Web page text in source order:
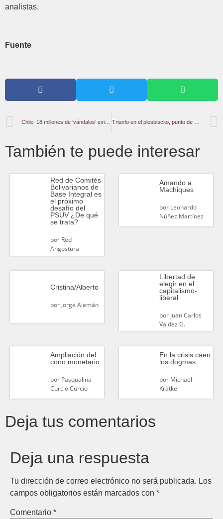
analistas.
Fuente
También te puede interesar
Red de Comités
Bolivarianos de
Base Integral es
el próximo
desafío del
PSUV ¿De qué
se trata?
porRed
Angostura
Amando a
Machiques
porLeonardo
Núñez Martínez
Cristina/Alberto
porJorge Alemán
Libertad de
elegir en el
capitalismo-
liberal
porJuan Carlos
Valdez G.
Ampliación del
cono monetario
porPasqualina
Curcio Curcio
En la crisis caen
los dogmas
porMichael
Krätke
Deja tus comentarios
Deja una respuesta
Tu dirección de correo electrónico no será publicada. Los
campos obligatorios están marcados con *
Comentario *